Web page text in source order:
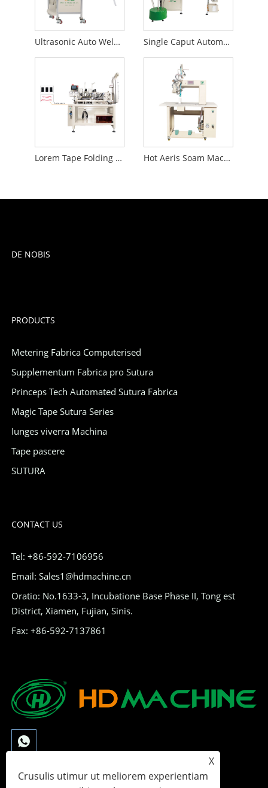
Ultrasonic Auto Welding Machina Single Caput Automatic Elastica Band Sewing Machina
Lorem Tape Folding Machina Hot Aeris Soam Machina signantes
DE NOBIS
PRODUCTS
Metering Fabrica Computerised
Supplementum Fabrica pro Sutura
Princeps Tech Automated Sutura Fabrica
Magic Tape Sutura Series
Iunges viverra Machina
Tape pascere
SUTURA
CONTACT US
Tel: +86-592-7106956
Email: Sales1@hdmachine.cn
Oratio: No.1633-3, Incubatione Base Phase II, Tong est
District, Xiamen, Fujian, Sinis.
Fax: +86-592-7137861
X
Crusulis utimur ut meliorem experientiam